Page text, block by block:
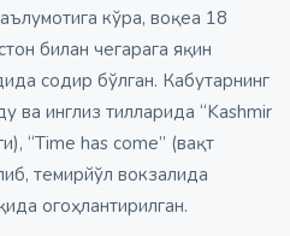
кўра, воқеа 18
билан чегарага яқин
содир бўлган. Кабутарнинг
ва инглиз тилларида “Kashmir
“Time has come” (вақт
темирйўл вокзалида
огоҳлантирилган.